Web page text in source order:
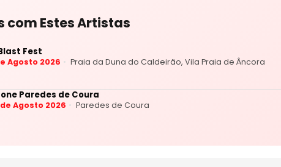
com Estes Artistas
Fest
Agosto 2026 Praia da Duna do Caldeirão, Vila Praia de Âncora
Paredes de Coura
de Agosto 2026 Paredes de Coura